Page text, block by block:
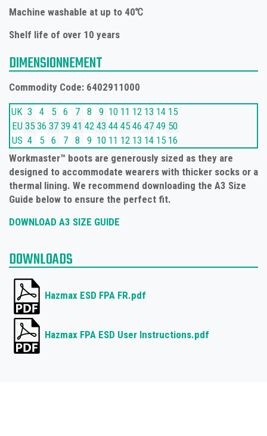
Machine washable at up to 40℃
Shelf life of over 10 years
DIMENSIONNEMENT
Commodity Code: 6402911000
UK 3 4 5 6 7 8 9 10 11 12 13 14 15
EU 35 36 37 39 41 42 43 44 45 46 47 49 50
US 4 5 6 7 8 9 10 11 12 13 14 15 16
Workmaster™ boots are generously sized as they are
designed to accommodate wearers with thicker socks or a
thermal lining. We recommend downloading the A3 Size
Guide below to ensure the perfect fit.
DOWNLOAD A3 SIZE GUIDE
DOWNLOADS
Hazmax ESD FPA FR.pdf
Hazmax FPA ESD User Instructions.pdf